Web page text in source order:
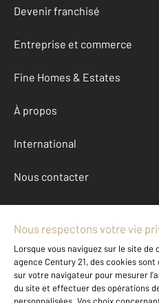
Devenir franchisé
Entreprise et commerce
Fine Homes & Estates
À propos
International
Nous contacter
Mentions légales & CGU
Données
Gestionnaire